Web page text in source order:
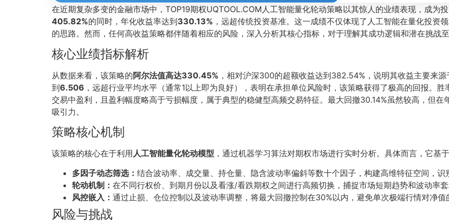
在近期复杂多变的金融市场中，TOP19期权UQTOOL.COM人工智能量化轮动策略以其惊人的业绩表现，成为
405.82%的同时，年化收益率达到330.13% ，远超传统投资基准。这一成绩不仅体现了人工智能在量化投资
的思路。然而，任何高收益策略都伴随着相应的风险，深入分析其核心指标，对于理解其成功逻辑和潜在挑战至
核心业绩指标解析
从数据来看，该策略的阿尔法值高达330.45% ，相对沪深300的超额收益达到382.54%，说明其收益主要来
到6.506 ，远超行业平均水平（通常1以上即为良好），表明在承担单位风险时，该策略获得了极高的回报。
交易中盈利，且盈利幅度略高于亏损幅度，属于典型的稳健型高频交易特征。最大回撤30.14%虽然较高，但
吸引力。
策略核心机制
该策略的核心在于利用人工智能量化轮动模型 ，通过机器学习算法对期权市场进行实时分析。具体而言，它基
多因子动态筛选： 结合波动率、成交量、持仓量、隐含波动率偏斜等数十个因子，构建高维特征空间，识
轮动机制： 在不同行权价、到期月份以及看涨/看跌期权之间进行高频切换，捕捉市场短期趋势和波动率套
风控嵌入： 通过止损、仓位控制以及波动率调整，将最大回撤控制在30%以内，避免单次极端行情对净值
风险与挑战